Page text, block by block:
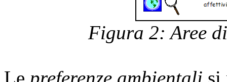
Figura 2: Aree